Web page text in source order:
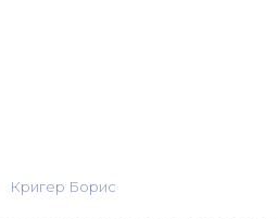
Кригер Борис